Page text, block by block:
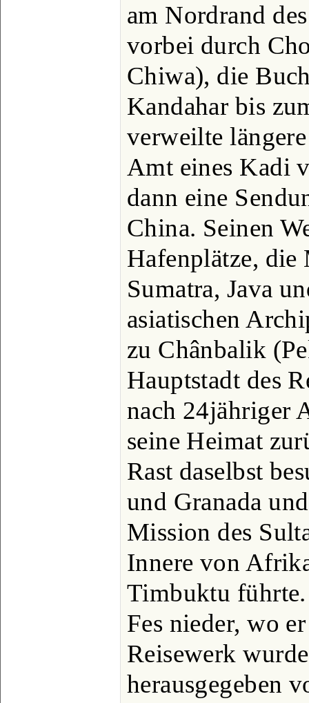
am Nordrand
vorbei durch
Chiwa), die
Kandahar bis
verweilte
Amt eines Kadi
dann eine
China. Seinen
Hafenplätze,
Sumatra, Java
asiatischen
zu Chânbalik
Hauptstadt des
nach 24jähriger
seine Heimat
Rast daselbst
und Granada
Mission des
Innere von
Timbuktu
Fes nieder, wo
Reisewerk
herausgegeben